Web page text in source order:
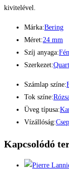
kivitelével.
Márka:Bering
Méret:24 mm
Szíj anyaga:
Szerkezet:
Számlap színe:
Tok színe:
Üveg típusa:
Vízállóság:
Kapcsolódó